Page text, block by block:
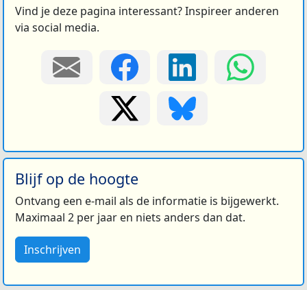
Vind je deze pagina interessant? Inspireer anderen
via social media.
Blijf op de hoogte
Ontvang een e-mail als de informatie is bijgewerkt.
Maximaal 2 per jaar en niets anders dan dat.
Inschrijven